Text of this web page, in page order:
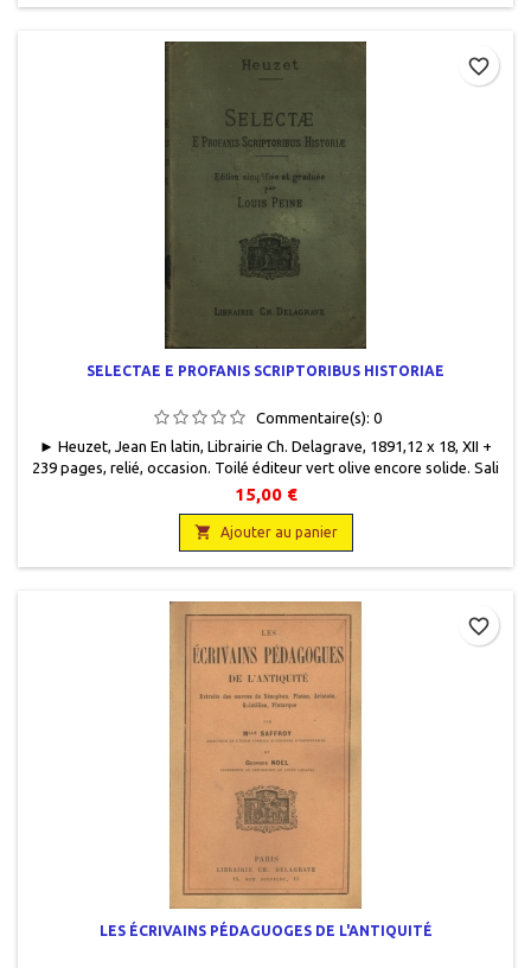
SELECTAE E PROFANIS SCRIPTORIBUS HISTORIAE
Commentaire(s): 0
► Heuzet, Jean En latin, Librairie Ch. Delagrave, 1891,12 x 18, XII +
239 pages, relié, occasion. Toilé éditeur vert olive encore solide. Sali
(plat recto), couleur passée par endroits et avec de nombreuses
taches d'encre noire : milieu de dos, plat verso. Tranches avec de
nombreuses rousseurs. Intérieur en bon état, papier encore frais,
quelques...
15,00 €
 Ajouter au panier
favorite_border
LES ÉCRIVAINS PÉDAGUOGES DE L'ANTIQUITÉ
favorite_border